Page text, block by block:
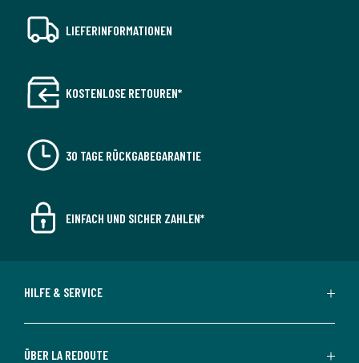
LIEFERINFORMATIONEN
KOSTENLOSE RETOUREN*
30 TAGE RÜCKGABEGARANTIE
EINFACH UND SICHER ZAHLEN*
HILFE & SERVICE
ÜBER LA REDOUTE